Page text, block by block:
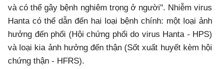
và có thể gây bệnh nghiêm trọng ở người". Nhiễm virus
Hanta có thể dẫn đến hai loại bệnh chính: một loại ảnh
hưởng đến phổi (Hội chứng phổi do virus Hanta - HPS)
và loại kia ảnh hưởng đến thận (Sốt xuất huyết kèm hội
chứng thận - HFRS).